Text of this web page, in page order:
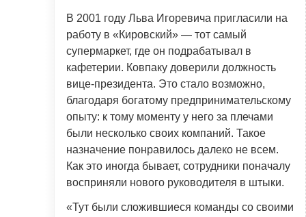
В 2001 году Льва Игоревича пригласили на
работу в «Кировский» — тот самый
супермаркет, где он подрабатывал в
кафетерии. Ковпаку доверили должность
вице-президента. Это стало возможно,
благодаря богатому предпринимательскому
опыту: к тому моменту у него за плечами
были несколько своих компаний. Такое
назначение понравилось далеко не всем.
Как это иногда бывает, сотрудники поначалу
восприняли нового руководителя в штыки.
«Тут были сложившиеся команды со своими